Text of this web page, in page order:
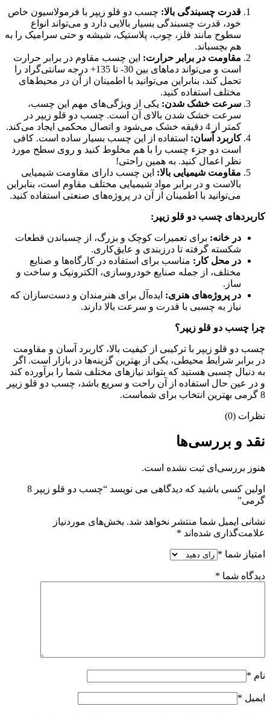
قدرت چسبندگی بالا: چسب دو قلو زیپر با فرمولاسیون خاص
خود، قدرت چسبندگی بسیار بالایی دارد و می‌تواند انواع
سطوح مانند فلز، چوب، پلاستیک، شیشه و حتی سرامیک را به
هم بچسباند.
مقاومت در برابر حرارت: این چسب مقاوم در برابر حرارت
است و می‌تواند دماهای بین 30- تا 135+ درجه سانتی‌گراد را
تحمل کند، بنابراین می‌توانید با اطمینان از آن در محیط‌های
مختلف استفاده کنید.
سرعت خشک شدن: یکی از ویژگی‌های مهم این چسب،
سرعت خشک شدن بالای آن است. چسب دو قلو زیپر در
کمتر از 4 دقیقه خشک می‌شود و اتصال محکمی ایجاد می‌کند.
کاربرد آسان: استفاده از این چسب بسیار ساده است. کافی
است دو جزء چسب را با هم مخلوط کنید و روی سطح مورد
نظر اعمال کنید. به همین راحتی!
مقاومت شیمیایی بالا: این چسب دارای مقاومت شیمیایی
بالاست و در برابر مواد شیمیایی مختلف مقاوم است، بنابراین
می‌توانید با اطمینان از آن در پروژه‌های صنعتی استفاده کنید.
کاربردهای چسب دو قلو زیپر:
در خانه: برای تعمیرات کوچک و بزرگ، از چسباندن قطعات
شکسته گرفته تا درزبندی و عایق‌کاری.
در محل کار: مناسب برای استفاده در کارگاه‌ها و صنایع
مختلف، از جمله صنایع خودروسازی، الکترونیک و ساخت و
ساز.
در پروژه‌های هنری: ایده‌آل برای هنرمندان و دست‌سازان که
نیاز به چسبی با قدرت و سرعت بالا دارند.
چرا چسب دو قلو زیپر؟
چسب دو قلو زیپر با ترکیبی از کیفیت بالا، کاربرد آسان و مقاومت
در برابر شرایط محیطی، یکی از بهترین گزینه‌ها در بازار است. اگر
به دنبال چسبی هستید که بتواند نیازهای مختلف شما را برآورده کند
و در عین حال استفاده از آن راحت و سریع باشد، چسب دو قلو زیپر
8 گرمی بهترین انتخاب برای شماست.
نظرات (0)
نقد و بررسی‌ها
هنوز بررسی‌ای ثبت نشده است.
اولین کسی باشید که دیدگاهی می نویسد “چسب دو قلو زیپر 8
گرمی”
نشانی ایمیل شما منتشر نخواهد شد. بخش‌های موردنیاز
علامت‌گذاری شده‌اند *
امتیاز شما *
دیدگاه شما *
نام *
ایمیل *